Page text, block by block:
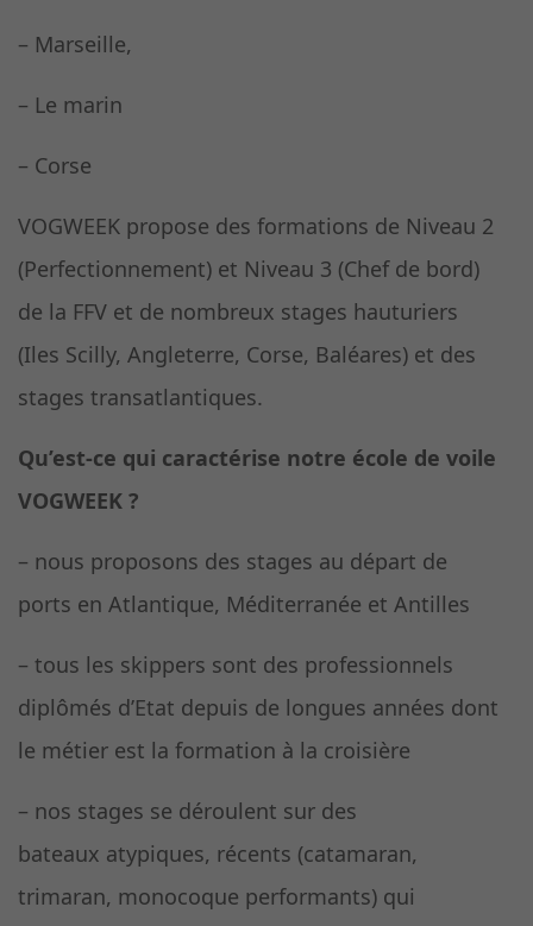
– Marseille,
– Le marin
– Corse
VOGWEEK propose des formations de Niveau 2
(Perfectionnement) et Niveau 3 (Chef de bord)
de la FFV et de nombreux stages hauturiers
(Iles Scilly, Angleterre, Corse, Baléares) et des
stages transatlantiques.
Qu’est-ce qui caractérise notre école de voile
VOGWEEK ?
– nous proposons des stages au départ de
ports en Atlantique, Méditerranée et Antilles
– tous les skippers sont des professionnels
diplômés d’Etat depuis de longues années dont
le métier est la formation à la croisière
– nos stages se déroulent sur des
bateaux atypiques, récents (catamaran,
trimaran, monocoque performants) qui